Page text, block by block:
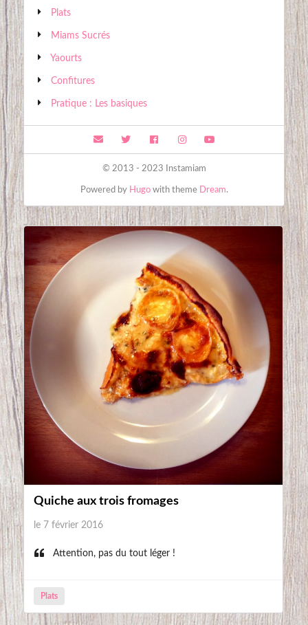
Plats
Miams Sucrés
Yaourts
Confitures
Pratique : Les basiques
© 2013 - 2023 Instamiam
Powered by Hugowith theme Dream.
Quiche aux trois fromages
le 7 février 2016
Attention, pas du tout léger !
Plats